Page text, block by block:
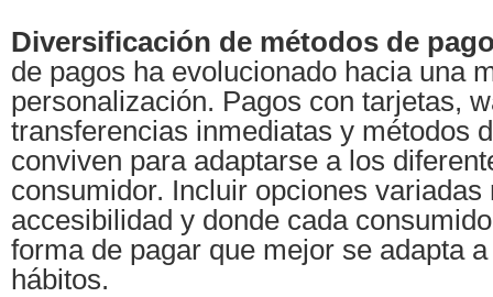
Diversificación de métodos de
de pagos ha evolucionado hacia una
personalización. Pagos con tarjetas,
transferencias inmediatas y métodos
conviven para adaptarse a los
consumidor. Incluir opciones variadas
accesibilidad y donde cada
forma de pagar que mejor se adapta
hábitos.